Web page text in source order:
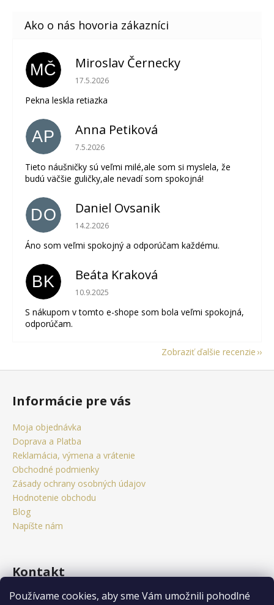
Používame cookies, aby sme Vám umožnili pohodlné
MČ Miroslav Černecky
Hodnotenie obchodu je 5 z 5 hviezdičiek.
17.5.2026
Pekna leskla retiazka
AP Anna Petiková
Hodnotenie obchodu je 5 z 5 hviezdičiek.
7.5.2026
Tieto náušničky sú veľmi milé,ale som si myslela, že
budú väčšie guličky,ale nevadí som spokojná!
DO Daniel Ovsanik
Hodnotenie obchodu je 5 z 5 hviezdičiek.
14.2.2026
Áno som veľmi spokojný a odporúčam každému.
BK Beáta Kraková
Hodnotenie obchodu je 5 z 5 hviezdičiek.
10.9.2025
S nákupom v tomto e-shope som bola veľmi spokojná,
odporúčam.
Zobraziť ďalšie recenzie
Informácie pre vás
Moja objednávka
Doprava a Platba
Reklamácia, výmena a vrátenie
Obchodné podmienky
Zásady ochrany osobných údajov
Hodnotenie obchodu
Blog
Napíšte nám
Kontakt
obchod @citystorm.eu